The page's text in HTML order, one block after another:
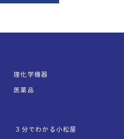
理化学機器
医薬品
３分でわかる小松屋